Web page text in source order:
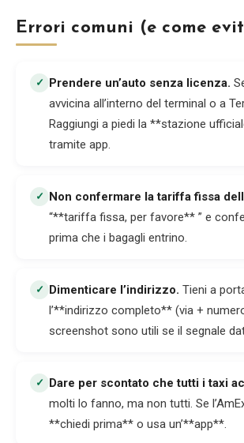
Errori comuni (e come
✓ Prendere un’auto senza licenza.
avvicina all’interno del terminal o a
Raggiungi a piedi la **stazione
tramite app.
✓ Non confermare la tariffa fissa
“**tariffa fissa, per favore** ” e
prima che i bagagli entrino.
✓ Dimenticare l’indirizzo. Tieni a
l’**indirizzo completo** (via +
screenshot sono utili se il segnale
✓ Dare per scontato che tutti i taxi
molti lo fanno, ma non tutti. Se
**chiedi prima** o usa un’**app**.